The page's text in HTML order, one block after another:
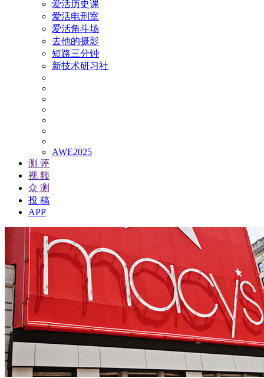
爱活历史课
爱活电刑室
爱活角斗场
去他的摄影
短路三分钟
新技术研习社
AWE2025
测 评
视 频
众 测
投 稿
APP